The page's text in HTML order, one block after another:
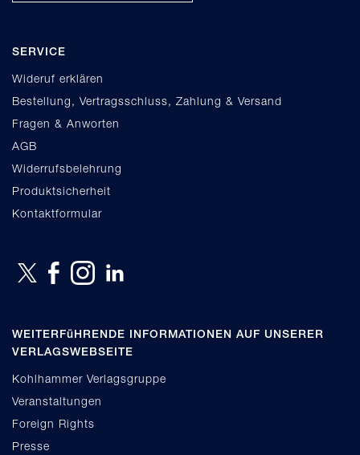
SERVICE
Wideruf erklären
Bestellung, Vertragsschluss, Zahlung & Versand
Fragen & Anworten
AGB
Widerrufsbelehrung
Produktsicherheit
Kontaktformular
WEITERFüHRENDE INFORMATIONEN AUF UNSERER
VERLAGSWEBSEITE
Kohlhammer Verlagsgruppe
Veranstaltungen
Foreign Rights
Presse